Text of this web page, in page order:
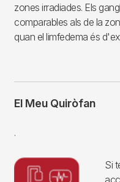
zones irradiades. Els
comparables als de la
quan el limfedema és
El Meu Quiròfan
.
Si